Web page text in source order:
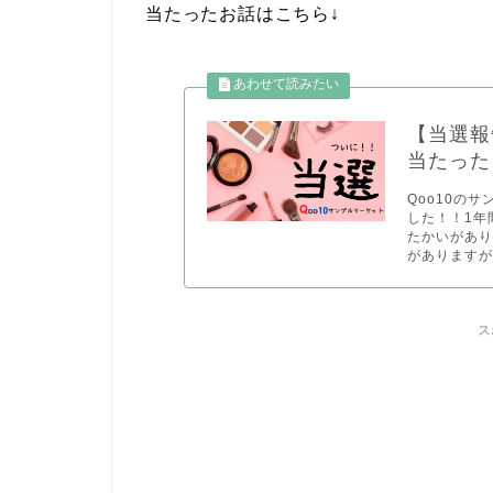
当たったお話はこちら↓
【当選
当たっ
Qoo10のサ
した！！1年
たかいがあ
があります